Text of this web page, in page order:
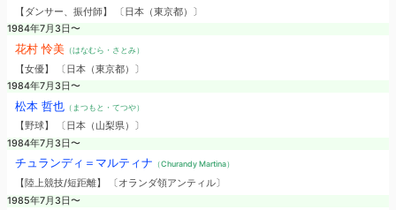
【ダンサー、振付師】 〔日本（東京都）〕
1984年7月3日〜
花村 怜美（はなむら・さとみ）
【女優】 〔日本（東京都）〕
1984年7月3日〜
松本 哲也（まつもと・てつや）
【野球】 〔日本（山梨県）〕
1984年7月3日〜
チュランディ＝マルティナ （Churandy Martina）
【陸上競技/短距離】 〔オランダ領アンティル〕
1985年7月3日〜